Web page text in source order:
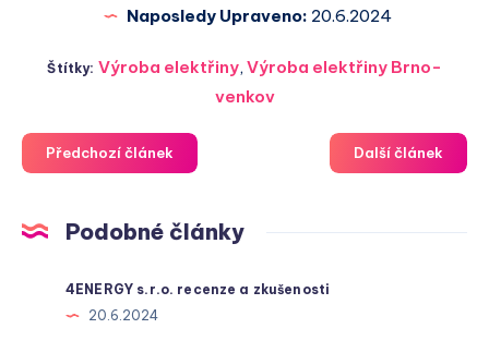
Naposledy Upraveno: 20.6.2024
Štítky: Výroba elektřiny, Výroba elektřiny Brno-
venkov
Předchozí článek Další článek
Podobné články
4ENERGY s.r.o. recenze a zkušenosti
20.6.2024